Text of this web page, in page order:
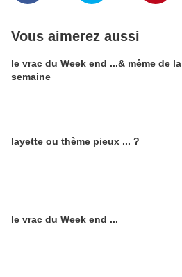
Vous aimerez aussi
le vrac du Week end ...& même de la
semaine
layette ou thème pieux ... ?
le vrac du Week end ...